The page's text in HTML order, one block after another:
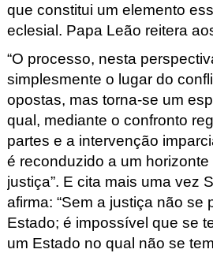
que constitui um elemento
eclesial. Papa Leão reitera
“O processo, nesta
simplesmente o lugar do
opostas, mas torna-se um
qual, mediante o confronto
partes e a intervenção
é reconduzido a um
justiça”. E cita mais uma vez
afirma: “Sem a justiça não se
Estado; é impossível que se
um Estado no qual não se